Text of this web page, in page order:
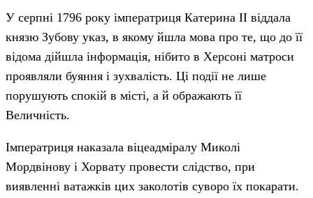
У серпні 1796 року імператриця Катерина II віддала
князю Зубову указ, в якому йшла мова про те, що до її
відома дійшла інформація, нібито в Херсоні матроси
проявляли буяння і зухвалість. Ці події не лише
порушують спокій в місті, а й ображають її
Величність.
Імператриця наказала віцеадміралу Миколі
Мордвінову і Хорвату провести слідство, при
виявленні ватажків цих заколотів суворо їх покарати.